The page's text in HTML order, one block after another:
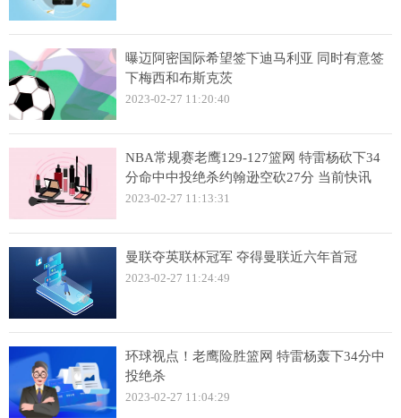
曝迈阿密国际希望签下迪马利亚 同时有意签
下梅西和布斯克茨
2023-02-27 11:20:40
NBA常规赛老鹰129-127篮网 特雷杨砍下34
分命中中投绝杀约翰逊空砍27分 当前快讯
2023-02-27 11:13:31
曼联夺英联杯冠军 夺得曼联近六年首冠
2023-02-27 11:24:49
环球视点！老鹰险胜篮网 特雷杨轰下34分中
投绝杀
2023-02-27 11:04:29